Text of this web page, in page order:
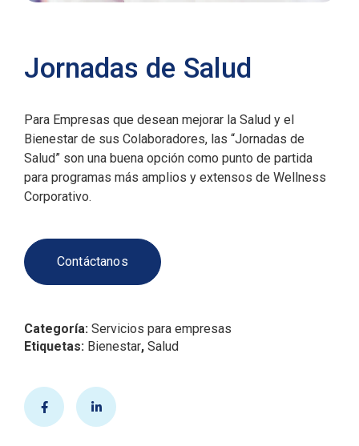
Jornadas de Salud
Para Empresas que desean mejorar la Salud y el
Bienestar de sus Colaboradores, las “Jornadas de
Salud” son una buena opción como punto de partida
para programas más amplios y extensos de Wellness
Corporativo.
Contáctanos
Categoría: Servicios para empresas
Etiquetas: Bienestar, Salud